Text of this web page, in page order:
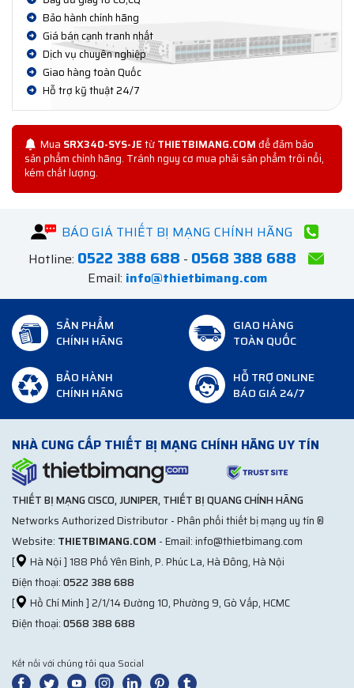
Bảo hành chính hãng
Giá bán cạnh tranh nhất
Dịch vụ chuyên nghiệp
Giao hàng toàn Quốc
Hỗ trợ kỹ thuật 24/7
Mua SRX340-SYS-JEtừTHIETBIMANG.COMđể đảm bảo
sản phẩm chính hãng. Tránh nguy cơ mua phải sản phẩm trôi nổi,
kém chất lượng.
BÁO GIÁ THIẾT BỊ MẠNG CHÍNH HÃNG
Hotline: 0522 388 688 - 0568 388 688
Email: info@thietbimang.com
SẢN PHẨM
CHÍNH HÃNG
GIAO HÀNG
TOÀN QUỐC
BẢO HÀNH
CHÍNH HÃNG
HỖ TRỢ ONLINE
BÁO GIÁ 24/7
NHÀ CUNG CẤP THIẾT BỊ MẠNG CHÍNH HÃNG UY TÍN
THIẾT BỊ MẠNG CISCO, JUNIPER, THIẾT BỊ QUANG CHÍNH HÃNG
Networks Authorized Distributor - Phân phối thiết bị mạng uy tín ®
Website: THIETBIMANG.COM - Email: info@thietbimang.com
[
Hà Nội ] 188 Phố Yên Bình, P. Phúc La, Hà Đông, Hà Nội
Điện thoại:0522 388 688
[
Hồ Chí Minh ] 2/1/14 Đường 10, Phường 9, Gò Vấp, HCMC
Điện thoại:0568 388 688
Kết nối với chúng tôi qua Social